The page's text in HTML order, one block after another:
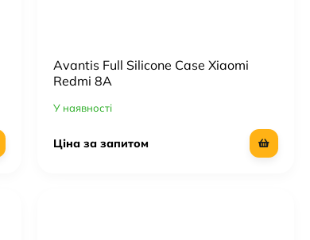
Avantis Full Silicone Case Xiaomi
Redmi 8A
У наявності
Ціна за запитом